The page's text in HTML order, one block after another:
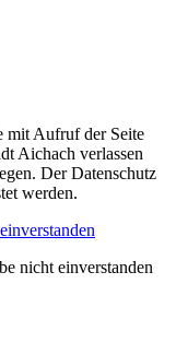
mit Aufruf der Seite
Aichach verlassen
Der Datenschutz
werden.
nicht einverstanden